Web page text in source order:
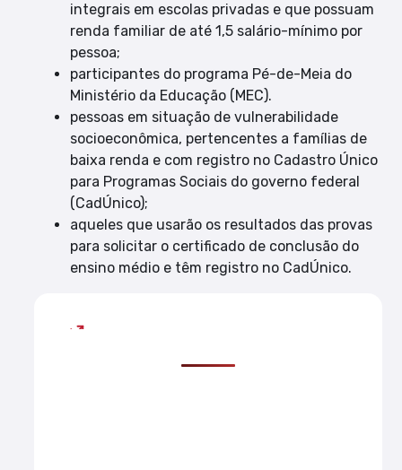
integrais em escolas privadas e que possuam
renda familiar de até 1,5 salário-mínimo por
pessoa;
participantes do programa Pé-de-Meia do
Ministério da Educação (MEC).
pessoas em situação de vulnerabilidade
socioeconômica, pertencentes a famílias de
baixa renda e com registro no Cadastro Único
para Programas Sociais do governo federal
(CadÚnico);
aqueles que usarão os resultados das provas
para solicitar o certificado de conclusão do
ensino médio e têm registro no CadÚnico.